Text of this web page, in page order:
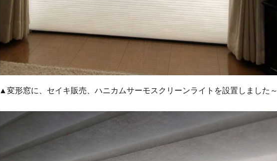
▲変形窓に、セイキ販売、ハニカムサーモスクリーンライトを設置しました～